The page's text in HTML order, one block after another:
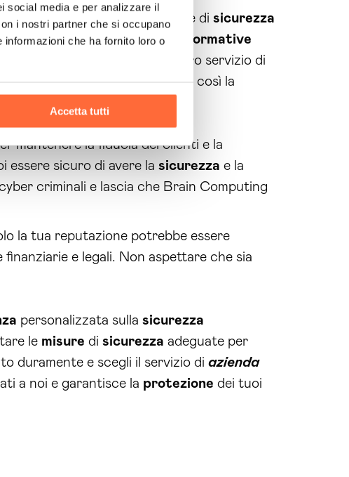
social media e per analizzare il
i nostri partner che si occupano
che ha fornito loro o
Accetta tutti
e nella gestione delle politiche di sicurezza
di essere in regola con le
normative
azienda. Inoltre, grazie al nostro servizio di
possa sorgere, garantendo così la
mantenere la fiducia dei clienti e la
essere sicuro di avere la sicurezza e la
criminali e lascia che Brain Computing
la tua reputazione potrebbe essere
e legali. Non aspettare che sia
personalizzata sulla sicurezza
le misure di sicurezza adeguate per
duramente e scegli il servizio di azienda
a noi e garantisce la protezione dei tuoi